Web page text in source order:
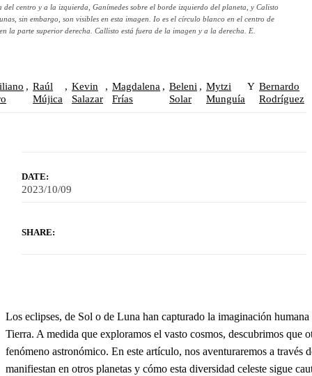
DATE:
2023/10/09
SHARE:
del centro y a la izquierda, Ganímedes sobre el borde izquierdo del planeta, y Calisto
sin embargo, son visibles en esta imagen. Io es el círculo blanco en el centro de
la parte superior derecha. Callisto está fuera de la imagen y a la derecha. E.
, Raúl
Mújica
, Kevin
Salazar
, Magdalena
Frías
, Beleni
Solar
, Mytzi
Munguía
Y Bernardo
Rodríguez
Los eclipses, de Sol o de Luna han capturado la imaginación
Tierra. A medida que exploramos el vasto cosmos, descubrimos que
fenómeno astronómico. En este artículo, nos aventuraremos a través
manifiestan en otros planetas y cómo esta diversidad celeste sigue